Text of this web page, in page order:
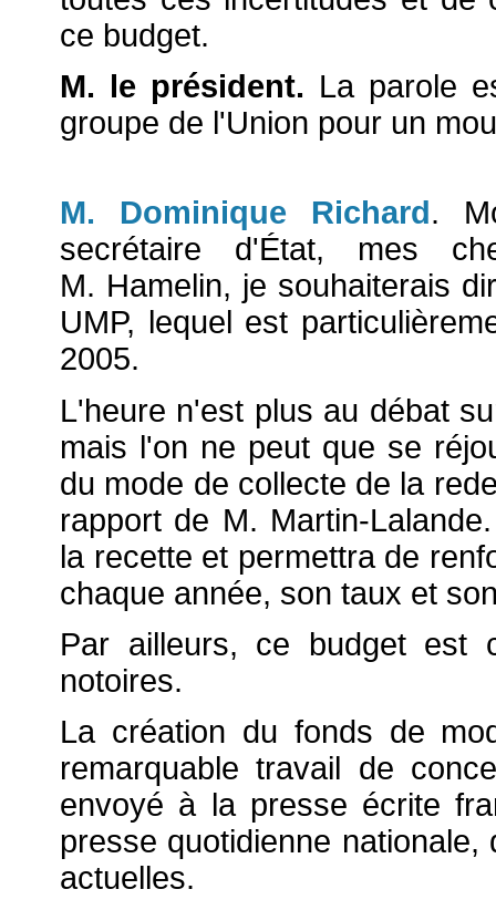
ce budget.
M. le président. La parole
groupe de l'Union pour un
M. Dominique Richard.
secrétaire d'État, mes
M. Hamelin, je souhaiterais
UMP, lequel est
2005.
L'heure n'est plus au débat
mais l'on ne peut que se
du mode de collecte de la
rapport de M. Martin-
la recette et permettra de
chaque année, son taux et
Par ailleurs, ce budget est
notoires.
La création du fonds de
remarquable travail de
envoyé à la presse écrite
presse quotidienne
actuelles.